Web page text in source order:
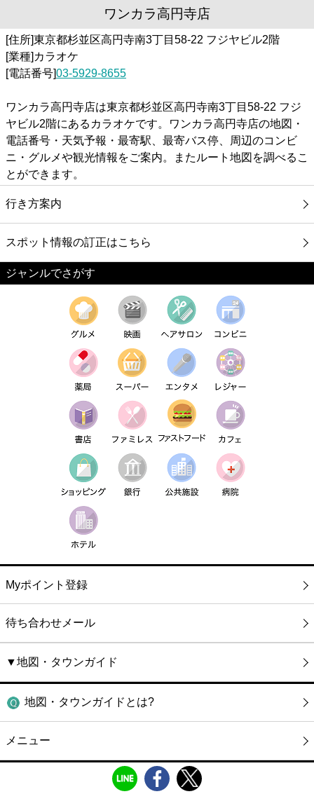
ワンカラ高円寺店
[住所]東京都杉並区高円寺南3丁目58-22 フジヤビル2階
[業種]カラオケ
[電話番号]03-5929-8655
ワンカラ高円寺店は東京都杉並区高円寺南3丁目58-22 フジ
ヤビル2階にあるカラオケです。ワンカラ高円寺店の地図・
電話番号・天気予報・最寄駅、最寄バス停、周辺のコンビ
ニ・グルメや観光情報をご案内。またルート地図を調べるこ
とができます。
行き方案内
スポット情報の訂正はこちら
ジャンルでさがす
Myポイント登録
待ち合わせメール
▼地図・タウンガイド
地図・タウンガイドとは?
メニュー